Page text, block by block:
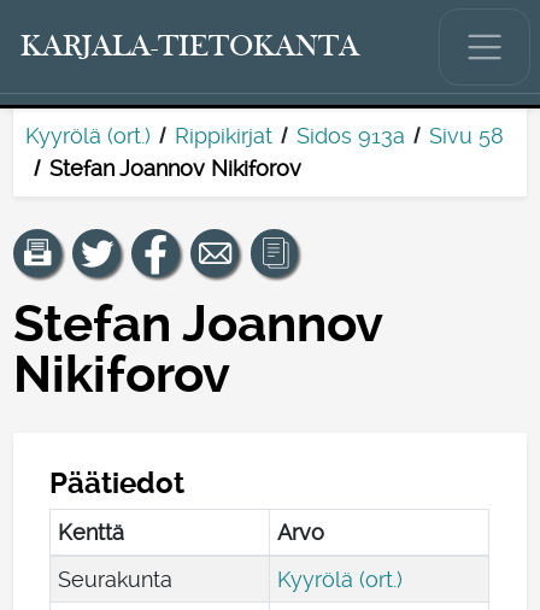
KARJALA-TIETOKANTA
Kyyrölä (ort.) Rippikirjat Sidos 913a
Sivu 58
Stefan Joannov Nikiforov
Stefan Joannov
Nikiforov
Päätiedot
Kenttä
Arvo
Seurakunta
Kyyrölä (ort.)